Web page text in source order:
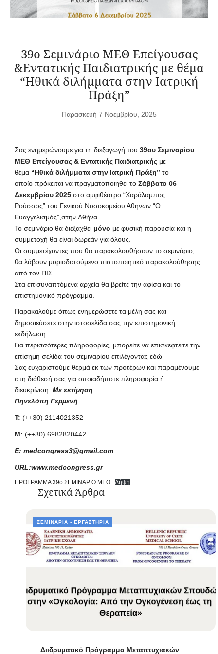
39ο Σεμινάριο ΜΕΘ Επείγουσας
&Εντατικής Παιδιατρικής με θέμα
“Ηθικά διλήμματα στην Ιατρική
Πράξη”
Παρασκευή 7 Νοεμβρίου, 2025
Σας ενημερώνουμε για τη διεξαγωγή του 39ου Σεμιναρίου
ΜΕΘ Επείγουσας & Εντατικής Παιδιατρικής με
θέμα “Ηθικά διλήμματα στην Ιατρική Πράξη” το
οποίο πρόκειται να πραγματοποιηθεί το Σάββατο 06
Δεκεμβρίου 2025 στο αμφιθέατρο “Χαράλαμπος
Ρούσσος” του Γενικού Νοσοκομείου Αθηνών “Ο
Ευαγγελισμός”,στην Αθήνα.
Το σεμινάριο θα διεξαχθεί μόνο με φυσική παρουσία και η
συμμετοχή θα είναι δωρεάν για όλους.
Οι συμμετέχοντες που θα παρακολουθήσουν το σεμινάριο,
θα λάβουν μοριοδοτούμενο πιστοποιητικό παρακολούθησης
από τον ΠΙΣ.
Στα επισυναπτόμενα αρχεία θα βρείτε την αφίσα και το
επιστημονικό πρόγραμμα.
Παρακαλούμε όπως ενημερώσετε τα μέλη σας και
δημοσιεύσετε στην ιστοσελίδα σας την επιστημονική
εκδήλωση.
Για περισσότερες πληροφορίες, μπορείτε να επισκεφτείτε την
επίσημη σελίδα του σεμιναρίου επιλέγοντας εδώ
Σας ευχαριστούμε θερμά εκ των προτέρων και παραμένουμε
στη διάθεσή σας για οποιαδήποτε πληροφορία ή
διευκρίνιση. Με εκτίμηση
Πηνελόπη Γερμενή
T: (++30) 2114021352
Μ: (++30) 6982820442
E: medcongress3@gmail.com
URL:www.medcongress.gr
ΠΡΟΓΡΑΜΜΑ 39ο ΣΕΜΙΝΑΡΙΟ ΜΕΘ Λήψη
Σχετικά Άρθρα
ΣΕΜΙΝΆΡΙΑ - ΕΡΓΑΣΤΉΡΙΑ
Διιδρυματικό Πρόγραμμα Μεταπτυχιακών